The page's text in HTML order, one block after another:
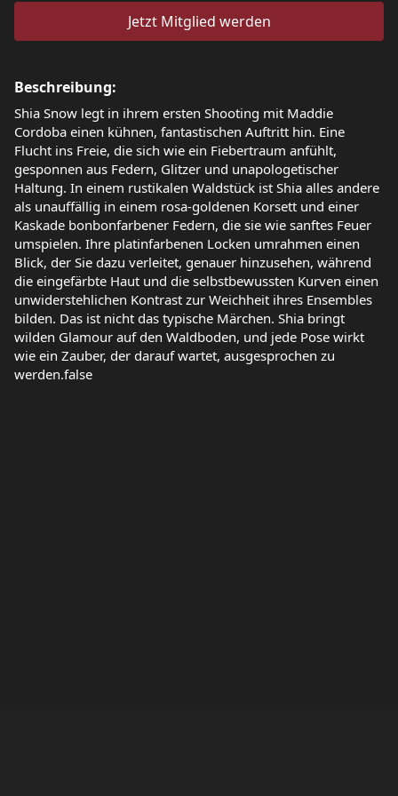
Jetzt Mitglied werden
Beschreibung:
Shia Snow legt in ihrem ersten Shooting mit Maddie
Cordoba einen kühnen, fantastischen Auftritt hin. Eine
Flucht ins Freie, die sich wie ein Fiebertraum anfühlt,
gesponnen aus Federn, Glitzer und unapologetischer
Haltung. In einem rustikalen Waldstück ist Shia alles andere
als unauffällig in einem rosa-goldenen Korsett und einer
Kaskade bonbonfarbener Federn, die sie wie sanftes Feuer
umspielen. Ihre platinfarbenen Locken umrahmen einen
Blick, der Sie dazu verleitet, genauer hinzusehen, während
die eingefärbte Haut und die selbstbewussten Kurven einen
unwiderstehlichen Kontrast zur Weichheit ihres Ensembles
bilden. Das ist nicht das typische Märchen. Shia bringt
wilden Glamour auf den Waldboden, und jede Pose wirkt
wie ein Zauber, der darauf wartet, ausgesprochen zu
werden.false